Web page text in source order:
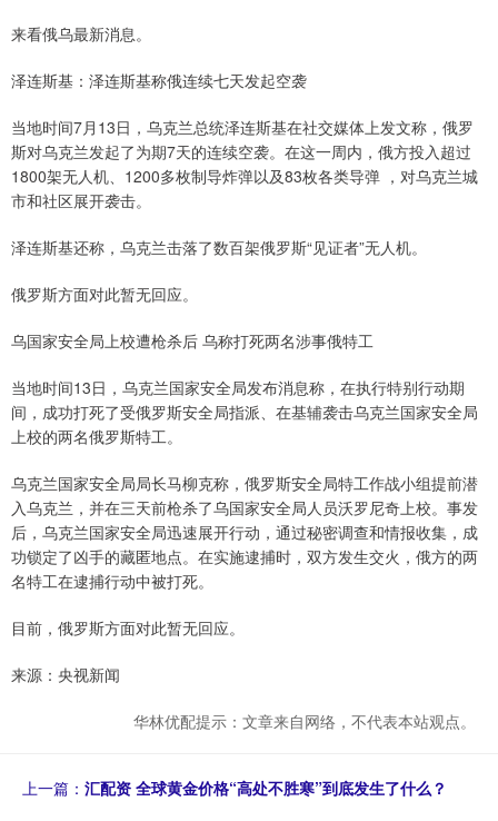
来看俄乌最新消息。
泽连斯基：泽连斯基称俄连续七天发起空袭
当地时间7月13日，乌克兰总统泽连斯基在社交媒体上发文称，俄罗
斯对乌克兰发起了为期7天的连续空袭。在这一周内，俄方投入超过
1800架无人机、1200多枚制导炸弹以及83枚各类导弹 ，对乌克兰城
市和社区展开袭击。
泽连斯基还称，乌克兰击落了数百架俄罗斯“见证者”无人机。
俄罗斯方面对此暂无回应。
乌国家安全局上校遭枪杀后 乌称打死两名涉事俄特工
当地时间13日，乌克兰国家安全局发布消息称，在执行特别行动期
间，成功打死了受俄罗斯安全局指派、在基辅袭击乌克兰国家安全局
上校的两名俄罗斯特工。
乌克兰国家安全局局长马柳克称，俄罗斯安全局特工作战小组提前潜
入乌克兰，并在三天前枪杀了乌国家安全局人员沃罗尼奇上校。事发
后，乌克兰国家安全局迅速展开行动，通过秘密调查和情报收集，成
功锁定了凶手的藏匿地点。在实施逮捕时，双方发生交火，俄方的两
名特工在逮捕行动中被打死。
目前，俄罗斯方面对此暂无回应。
来源：央视新闻
华林优配提示：文章来自网络，不代表本站观点。
上一篇： 汇配资 全球黄金价格“高处不胜寒”到底发生了什么？